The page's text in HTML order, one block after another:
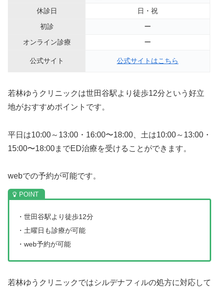
休診日
日・祝
初診
ー
オンライン診療
ー
公式サイト 公式サイトはこちら
若林ゆうクリニックは世田谷駅より徒歩12分という好立
地がおすすめポイントです。
平日は10:00～13:00・16:00〜18:00、土は10:00～13:00・
15:00〜18:00までED治療を受けることができます。
webでの予約が可能です。
・世田谷駅より徒歩12分
・土曜日も診療が可能
・web予約が可能
若林ゆうクリニックではシルデナフィルの処方に対応して